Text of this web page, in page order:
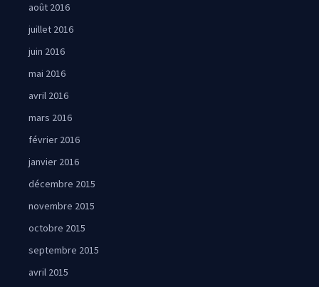
août 2016
juillet 2016
juin 2016
mai 2016
avril 2016
mars 2016
février 2016
janvier 2016
décembre 2015
novembre 2015
octobre 2015
septembre 2015
avril 2015